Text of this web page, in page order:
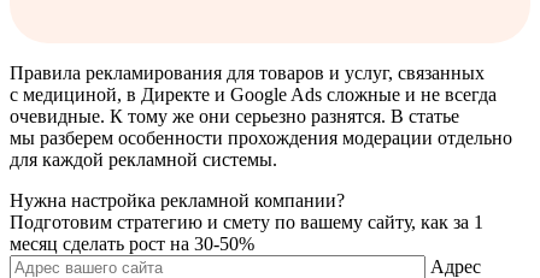
Правила рекламирования для товаров и услуг, связанных
с медициной, в Директе и Google Ads сложные и не всегда
очевидные. К тому же они серьезно разнятся. В статье
мы разберем особенности прохождения модерации отдельно
для каждой рекламной системы.
Нужна настройка рекламной компании?
Подготовим стратегию и смету по вашему сайту, как за 1
месяц сделать рост на 30-50%
Адрес